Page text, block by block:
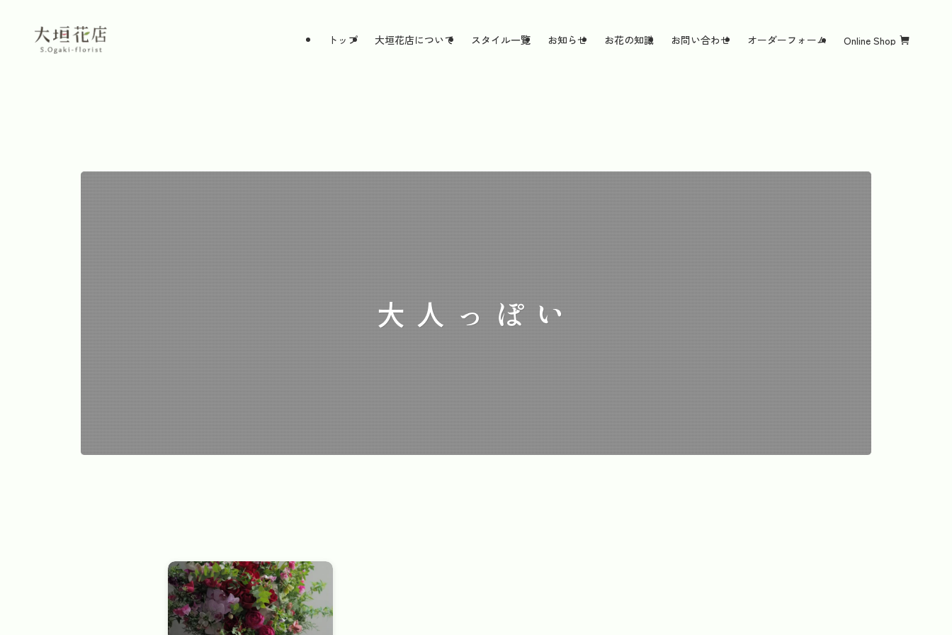
トップ 大垣花店について スタイル一覧 お知らせ お花の知識 お問い合わせ オーダーフォーム Online Shop
大人っぽい